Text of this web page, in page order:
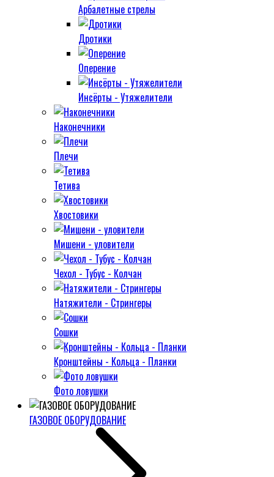
Арбалетные стрелы
Дротики
Оперение
Инсёрты - Утяжелители
Наконечники
Плечи
Тетива
Хвостовики
Мишени - уловители
Чехол - Тубус - Колчан
Натяжители - Стрингеры
Сошки
Кронштейны - Кольца - Планки
Фото ловушки
ГАЗОВОЕ ОБОРУДОВАНИЕ